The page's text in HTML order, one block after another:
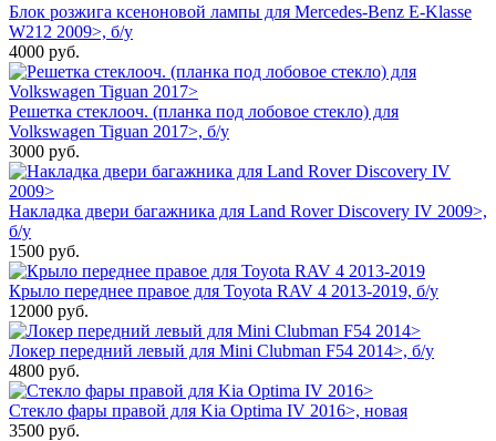
Блок розжига ксеноновой лампы для Mercedes-Benz E-Klasse
W212 2009>, б/у
4000 руб.
Решетка стеклооч. (планка под лобовое стекло) для
Volkswagen Tiguan 2017>, б/у
3000 руб.
Накладка двери багажника для Land Rover Discovery IV 2009>,
б/у
1500 руб.
Крыло переднее правое для Toyota RAV 4 2013-2019, б/у
12000 руб.
Локер передний левый для Mini Clubman F54 2014>, б/у
4800 руб.
Стекло фары правой для Kia Optima IV 2016>, новая
3500 руб.